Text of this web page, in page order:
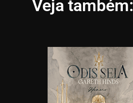
Veja também: